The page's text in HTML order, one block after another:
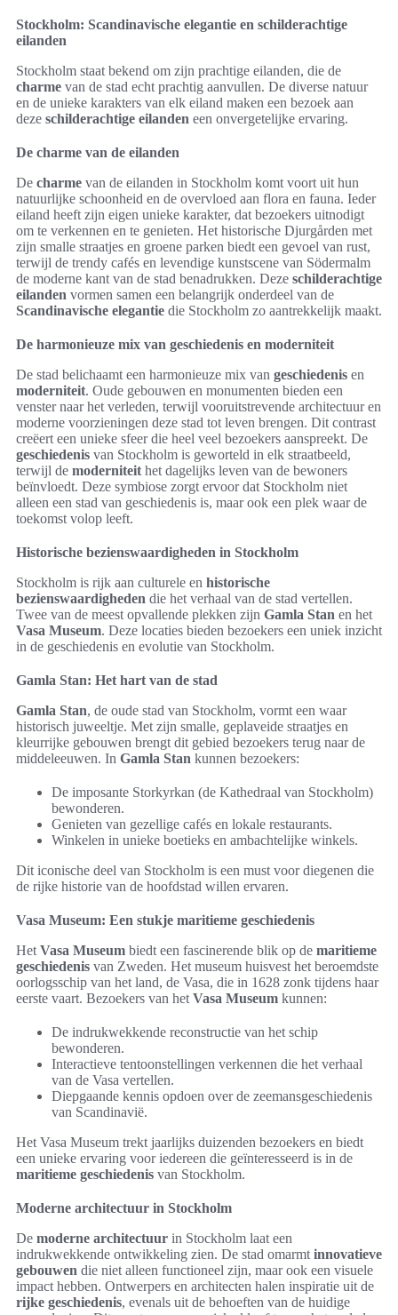
Stockholm: Scandinavische elegantie en schilderachtige
eilanden
Stockholm staat bekend om zijn prachtige eilanden, die de
charme van de stad echt prachtig aanvullen. De diverse natuur
en de unieke karakters van elk eiland maken een bezoek aan
deze schilderachtige eilanden een onvergetelijke ervaring.
De charme van de eilanden
De charme van de eilanden in Stockholm komt voort uit hun
natuurlijke schoonheid en de overvloed aan flora en fauna. Ieder
eiland heeft zijn eigen unieke karakter, dat bezoekers uitnodigt
om te verkennen en te genieten. Het historische Djurgården met
zijn smalle straatjes en groene parken biedt een gevoel van rust,
terwijl de trendy cafés en levendige kunstscene van Södermalm
de moderne kant van de stad benadrukken. Deze schilderachtige
eilanden vormen samen een belangrijk onderdeel van de
Scandinavische elegantie die Stockholm zo aantrekkelijk maakt.
De harmonieuze mix van geschiedenis en moderniteit
De stad belichaamt een harmonieuze mix van geschiedenis en
moderniteit. Oude gebouwen en monumenten bieden een
venster naar het verleden, terwijl vooruitstrevende architectuur en
moderne voorzieningen deze stad tot leven brengen. Dit contrast
creëert een unieke sfeer die heel veel bezoekers aanspreekt. De
geschiedenis van Stockholm is geworteld in elk straatbeeld,
terwijl de moderniteit het dagelijks leven van de bewoners
beïnvloedt. Deze symbiose zorgt ervoor dat Stockholm niet
alleen een stad van geschiedenis is, maar ook een plek waar de
toekomst volop leeft.
Historische bezienswaardigheden in Stockholm
Stockholm is rijk aan culturele en historische
bezienswaardigheden die het verhaal van de stad vertellen.
Twee van de meest opvallende plekken zijn Gamla Stan en het
Vasa Museum. Deze locaties bieden bezoekers een uniek inzicht
in de geschiedenis en evolutie van Stockholm.
Gamla Stan: Het hart van de stad
Gamla Stan, de oude stad van Stockholm, vormt een waar
historisch juweeltje. Met zijn smalle, geplaveide straatjes en
kleurrijke gebouwen brengt dit gebied bezoekers terug naar de
middeleeuwen. In Gamla Stan kunnen bezoekers:
De imposante Storkyrkan (de Kathedraal van Stockholm)
bewonderen.
Genieten van gezellige cafés en lokale restaurants.
Winkelen in unieke boetieks en ambachtelijke winkels.
Dit iconische deel van Stockholm is een must voor diegenen die
de rijke historie van de hoofdstad willen ervaren.
Vasa Museum: Een stukje maritieme geschiedenis
Het Vasa Museum biedt een fascinerende blik op de maritieme
geschiedenis van Zweden. Het museum huisvest het beroemdste
oorlogsschip van het land, de Vasa, die in 1628 zonk tijdens haar
eerste vaart. Bezoekers van het Vasa Museum kunnen:
De indrukwekkende reconstructie van het schip
bewonderen.
Interactieve tentoonstellingen verkennen die het verhaal
van de Vasa vertellen.
Diepgaande kennis opdoen over de zeemansgeschiedenis
van Scandinavië.
Het Vasa Museum trekt jaarlijks duizenden bezoekers en biedt
een unieke ervaring voor iedereen die geïnteresseerd is in de
maritieme geschiedenis van Stockholm.
Moderne architectuur in Stockholm
De moderne architectuur in Stockholm laat een
indrukwekkende ontwikkeling zien. De stad omarmt innovatieve
gebouwen die niet alleen functioneel zijn, maar ook een visuele
impact hebben. Ontwerpers en architecten halen inspiratie uit de
rijke geschiedenis, evenals uit de behoeften van de huidige